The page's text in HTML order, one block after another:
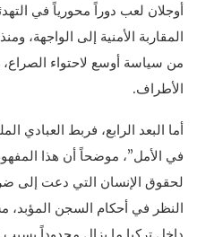
أوجلان لعب دوراً محورياً في
المقاربة الأمنية إلى الواجهة،
من سياسة أوسع لاحتواء الصراع،
الأطراف.
أما البعد الرابع، فربط العبادي
في الأمل”، موضحاً أن هذا
لحقوق الإنسان التي دعت إلى
النظر في أحكام السجن المؤبد،
داخل تركيا ما يزال محدوداً بسبب